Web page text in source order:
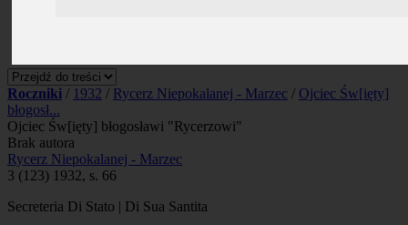
Roczniki / 1932 / Rycerz Niepokalanej - Marzec / Ojciec Św[ięty]
błogosł...
Ojciec Św[ięty] błogosławi "Rycerzowi"
Brak autora
Rycerz Niepokalanej - Marzec
3 (123) 1932, s. 66
Secreteria Di Stato | Di Sua Santita